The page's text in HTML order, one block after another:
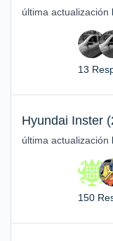
última actualización
13
Hyundai Inster
última actualización
150